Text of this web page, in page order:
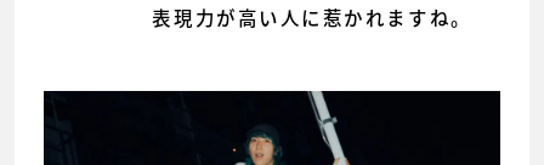
表現力が高い人に惹かれますね。